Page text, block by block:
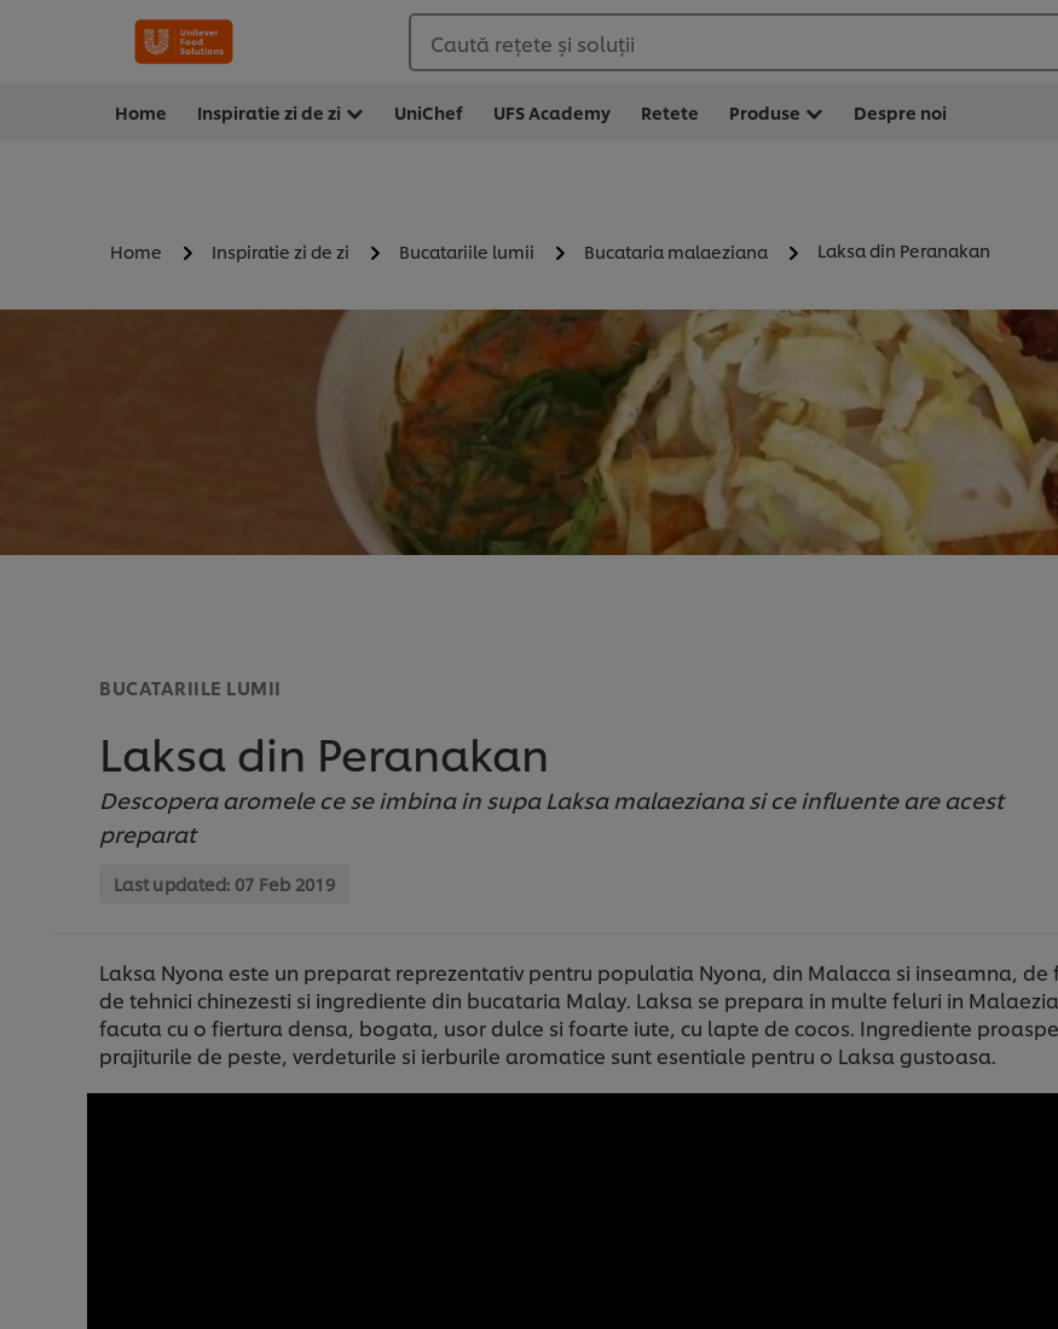
Caută rețete și soluții
Home Inspiratie zi de zi UniChef UFS Academy Retete Produse Despre noi
Home Inspiratie zi de zi Bucatariile lumii Bucataria malaeziana Laksa din Peranakan
BUCATARIILE LUMII
Laksa din Peranakan
Descopera aromele ce se imbina in supa Laksa malaeziana si ce influente are acest
preparat
Last updated: 07 Feb 2019
Laksa Nyona este un preparat reprezentativ pentru populatia Nyona, din Malacca si inseamna,
de tehnici chinezesti si ingrediente din bucataria Malay. Laksa se prepara in multe feluri in
facuta cu o fiertura densa, bogata, usor dulce si foarte iute, cu lapte de cocos. Ingrediente
prajiturile de peste, verdeturile si ierburile aromatice sunt esentiale pentru o Laksa gustoasa.